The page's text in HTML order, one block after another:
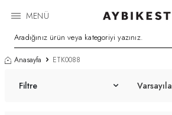
MENÜ
Anasayfa ETK0088
Filtre